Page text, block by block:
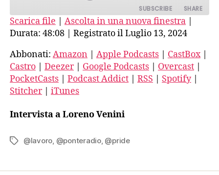
parte
SUBSCRIBE SHARE
Amazon Apple Podcasts
CastBox Castro
Deezer Google Podcasts
Overcast PocketCasts
Podcast Addict
RSS FEED
SHARE
LINK
EMBED
Scarica file Ascolta in una nuova finestra
Durata: 48:08
Registrato il Luglio 13, 2024
Abbonati: Amazon Apple Podcasts CastBox|
Castro
Deezer| Google Podcasts Overcast
PocketCasts
Podcast Addict RSS Spotify|
Stitcher| iTunes
Intervista a Loreno Venini
Tag @lavoro @ponteradio, @pride